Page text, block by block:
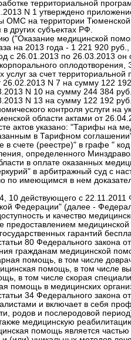
территориальной
N 1 утверждено
ОМС на территории
других субъектах РФ.
("Оказание медицинской
на 2013 года - 1 221 920
с 26.01.2013 по 26.03.2013
услуг за счет
26.02.2013 N 7 на сумму 122
N 10 на сумму 244 384
N 13 на сумму 122 192
контроля услуги
области актами от
актов указано: "Тарифы на
в Тарифном
в счете (реестре)" в графе "
определенного
в оплате оказанных
в арбитражный суд с
по имеющимся в нем
4, 10 действующего с
Федерации" (далее -
и качество
предоставлением
гарантий
80 Федерального
гражданам медицинской
помощь, в том числе
помощь, в том числе
в том числе скорая
помощь в медицинских
34 Федерального
и включает в себя
родов и послеродовой
медицинскую
помощь является